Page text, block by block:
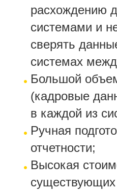
расхождению
системами и
сверять
системах
Большой
(кадровые
в каждой из
Ручная
отчетности;
Высокая
существующих